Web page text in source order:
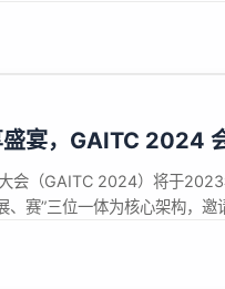
档批量转换、全文搜索、云存
宴，GAITC 2024
会（GAITC 2024）将于2023
、赛”三位一体为核心架构，
域的最新研究成果，为与会者